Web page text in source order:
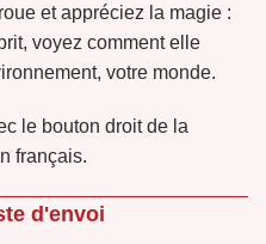
et appréciez la magie :
voyez comment elle
votre monde.
le bouton droit de la
français.
d'envoi